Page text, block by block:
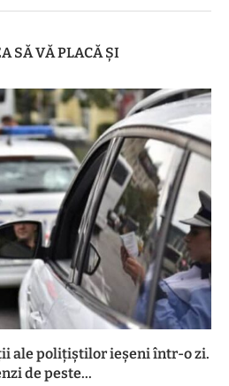
SĂ VĂ PLACĂ ȘI
ale polițiștilor ieșeni într-o zi.
de peste...